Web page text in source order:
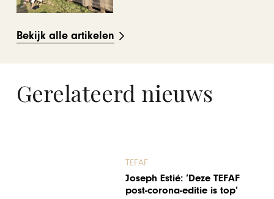
Bekijk alle artikelen
Gerelateerd nieuws
TEFAF
Joseph Estié: ‘Deze TEFAF
post-corona-editie is top’